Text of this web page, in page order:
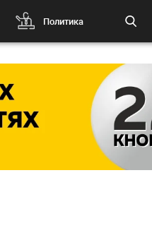
Политика